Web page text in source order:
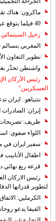
ماكرون: هناك
40 فيلما يتوقع عرضها في مهرجان كان 2019
رحيل
المغربي
تطوير التعاون
واشنطن تحذّر
رئيس الأركان
العسكريين"
نتنياهو : ايران
إيران: الصادرات
ظريف: تصريحات
اللواء صفوي:
سفير ايران في
اطفال
قرعة ربع
رئيس الاركان
لتطوير قدراتها
الكرملين:
الفيفا يدعو